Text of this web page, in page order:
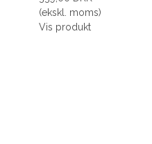
(ekskl. moms)
Vis produkt